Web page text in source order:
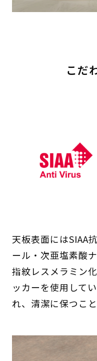
こだ
天板表面にはSIAA
ール・次亜塩素酸
指紋レスメラミン
ッカーを使用して
れ、清潔に保つこと